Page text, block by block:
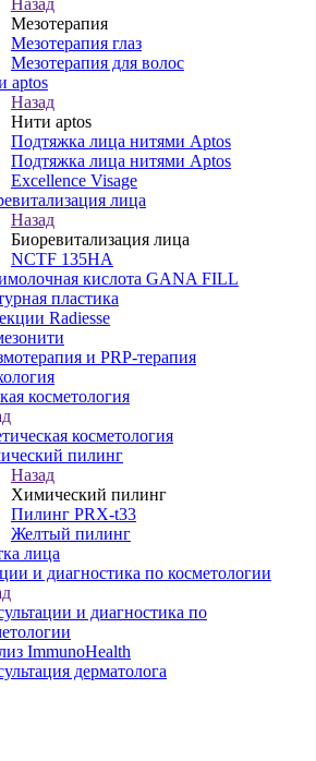
Назад
Мезотерапия
Мезотерапия глаз
Мезотерапия для волос
aptos
Назад
Нити aptos
Подтяжка лица нитями Aptos
Подтяжка лица нитями Aptos
Excellence Visage
лица
Назад
Биоревитализация лица
NCTF 135HA
кислота GANA FILL
пластика
Radiesse
и PRP-терапия
косметология
косметология
пилинг
Назад
Химический пилинг
Пилинг PRX-t33
Желтый пилинг
лица
и диагностика по косметологии
и диагностика по
ImmunoHealth
дерматолога